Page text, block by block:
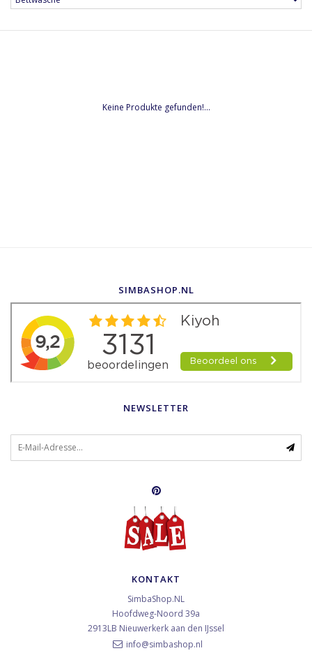
Keine Produkte gefunden!...
SIMBASHOP.NL
NEWSLETTER
KONTAKT
SimbaShop.NL
Hoofdweg-Noord 39a
2913LB Nieuwerkerk aan den IJssel
info@simbashop.nl